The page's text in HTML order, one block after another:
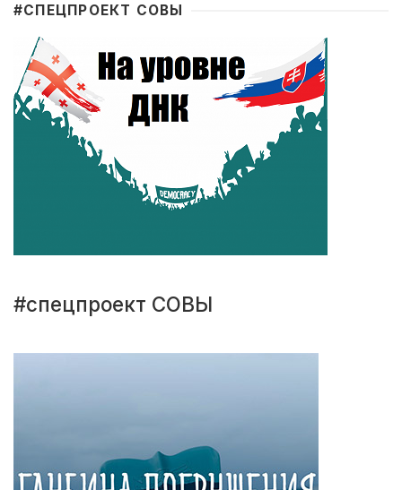
#CПЕЦПРОЕКТ СОВЫ
#спецпроект СОВЫ